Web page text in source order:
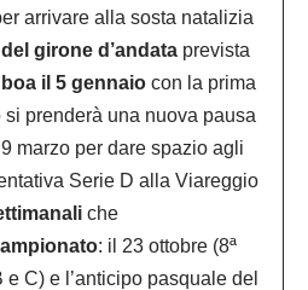
arrivare alla sosta natalizia
girone d’andata prevista
il 5 gennaio con la prima
prenderà una nuova pausa
marzo per dare spazio agli
Serie D alla Viareggio
che
: il 23 ottobre (8ª
C) e l’anticipo pasquale del